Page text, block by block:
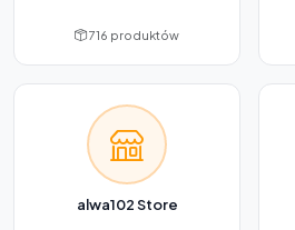
716 produktów
alwa102 Store